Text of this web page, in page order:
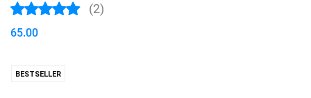
(2)
65.00
BESTSELLER